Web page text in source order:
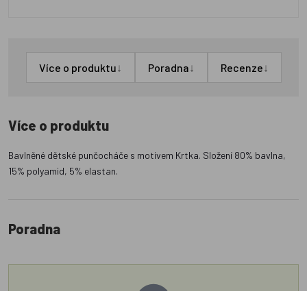
Více o produktu↓ Poradna↓ Recenze↓
Více o produktu
Bavlněné dětské punčocháče s motivem Krtka. Složení 80% bavlna,
15% polyamid, 5% elastan.
Poradna